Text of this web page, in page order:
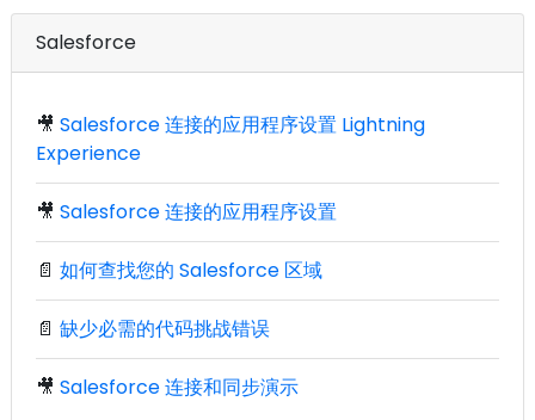
Salesforce
🎥 Salesforce 连接的应用程序设置 Lightning
Experience
🎥 Salesforce 连接的应用程序设置
📄 如何查找您的 Salesforce 区域
📄 缺少必需的代码挑战错误
🎥 Salesforce 连接和同步演示